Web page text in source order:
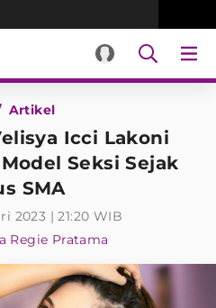
Artikel
Icci Lakoni
Seksi Sejak
SMA
2023 | 21:20 WIB
Regie Pratama